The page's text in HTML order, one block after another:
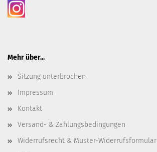
Mehr über...
Sitzung unterbrochen
Impressum
Kontakt
Versand- & Zahlungsbedingungen
Widerrufsrecht & Muster-Widerrufsformular